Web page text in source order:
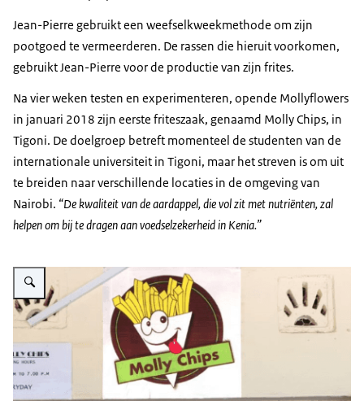
Jean-Pierre gebruikt een weefselkweekmethode om zijn
pootgoed te vermeerderen. De rassen die hieruit voorkomen,
gebruikt Jean-Pierre voor de productie van zijn frites.
Na vier weken testen en experimenteren, opende Mollyflowers
in januari 2018 zijn eerste friteszaak, genaamd Molly Chips, in
Tigoni. De doelgroep betreft momenteel de studenten van de
internationale universiteit in Tigoni, maar het streven is om uit
te breiden naar verschillende locaties in de omgeving van
Nairobi. “De kwaliteit van de aardappel, die vol zit met nutriënten, zal
helpen om bij te dragen aan voedselzekerheid in Kenia.”
Vergroot afbeelding Aardappelketen